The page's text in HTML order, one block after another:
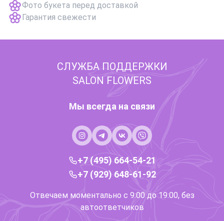
Фото букета перед доставкой
Гарантия свежести
СЛУЖБА ПОДДЕРЖКИ
SALON FLOWERS
Мы всегда на связи
+7 (495) 664-54-21
+7 (929) 648-61-92
Отвечаем моментально с 9:00 до 19:00, без
автоответчиков